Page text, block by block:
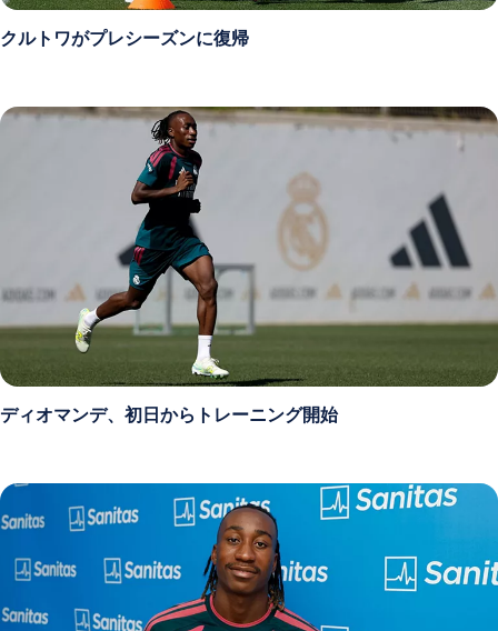
クルトワがプレシーズンに復帰
ディオマンデ、初日からトレーニング開始